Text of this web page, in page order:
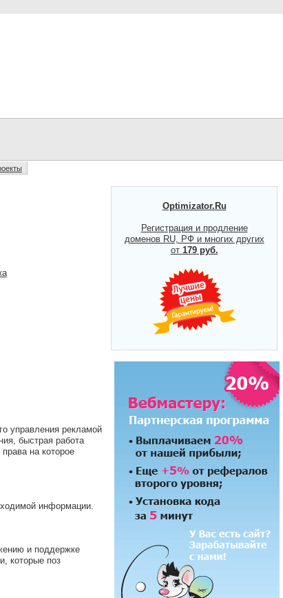
управления рекламой
быстрая работа
на которое
информации.
и поддержке
которые поз
Optimizator.Ru
Регистрация и продление
доменов RU, РФ и многих других
от 179 руб.